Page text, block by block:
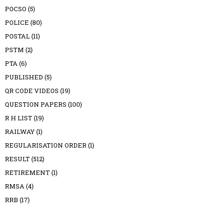
POCSO (5)
POLICE (80)
POSTAL(11)
PSTM (2)
PTA(6)
PUBLISHED (5)
QR CODE VIDEOS (19)
QUESTION PAPERS (100)
R H LIST(19)
RAILWAY(1)
REGULARISATION ORDER(1)
RESULT(512)
RETIREMENT(1)
RMSA(4)
RRB (17)